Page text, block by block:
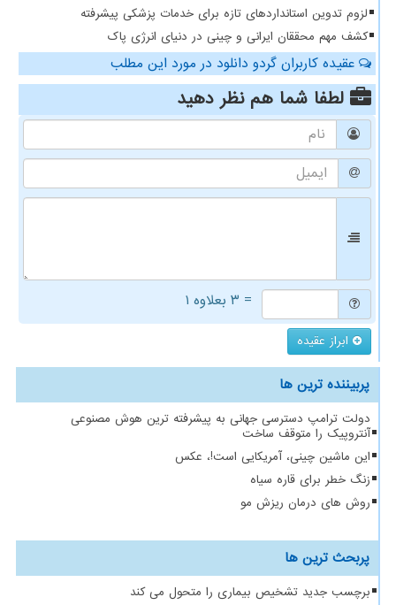
لزوم تدوین استانداردهای تازه برای خدمات پزشکی پیشرفته
کشف مهم محققان ایرانی و چینی در دنیای انرژی پاک
عقیده کاربران گردو دانلود در مورد این مطلب
لطفا شما همنظر دهید
= ۳ بعلاوه ۱
ابراز عقیده
پربیننده ترین ها
دولت ترامپ دسترسی جهانی به پیشرفته ترین هوش مصنوعی
آنتروپیک را متوقف ساخت
این ماشین چینی، آمریکایی است!، عکس
زنگ خطر برای قاره سیاه
روش های درمان ریزش مو
پربحث ترین ها
برچسب جدید تشخیص بیماری را متحول می کند